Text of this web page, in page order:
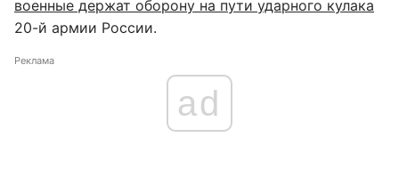
военные держат оборону на пути ударного кулака
20-й армии России.
Реклама
ad